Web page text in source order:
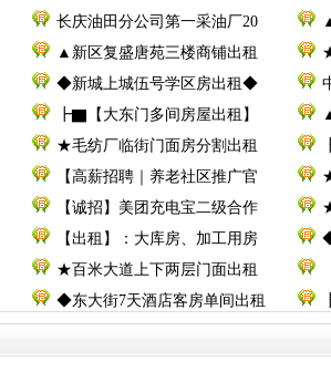
长庆油田分公司第一采油厂20
▲新区复盛唐苑三楼商铺出租
◆新城上城伍号学区房出租◆
┣▇【大东门多间房屋出租】
★毛纺厂临街门面房分割出租
【高薪招聘｜养老社区推广官
【诚招】美团充电宝二级合作
【出租】：大库房、加工用房
★百米大道上下两层门面出租
◆东大街7天酒店客房单间出租